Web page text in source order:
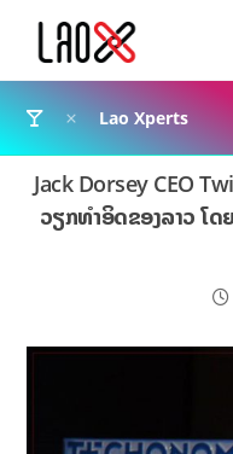
Lao Xperts
Jack Dorsey CEO
ວຽກທຳອິດຂອງລາວ ໂດ